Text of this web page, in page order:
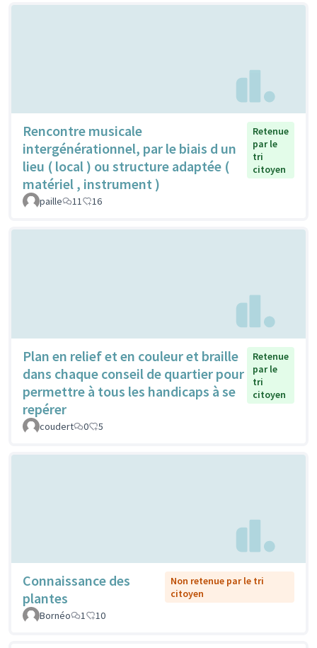
Rencontre musicale
intergénérationnel, par le biais d un
lieu ( local ) ou structure adaptée (
matériel , instrument )
Retenue
par le
tri
citoyen
paille 11 16
Plan en relief et en couleur et braille
dans chaque conseil de quartier pour
permettre à tous les handicaps à se
repérer
Retenue
par le
tri
citoyen
coudert 0 5
Connaissance des
plantes
Non retenue par le tri
citoyen
Bornéo
1 10